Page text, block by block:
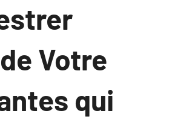
Votre
qui